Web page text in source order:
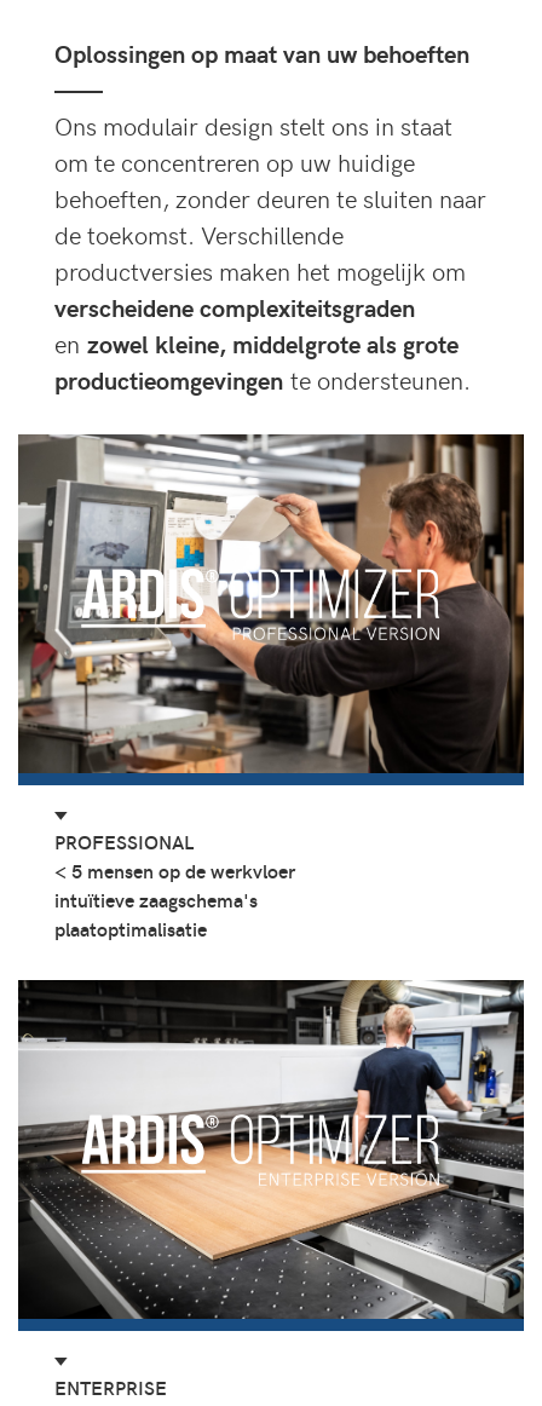
Oplossingen op maat van uw behoeften
——
Ons modulair design stelt ons in staat
om te concentreren op uw huidige
behoeften, zonder deuren te sluiten naar
de toekomst. Verschillende
productversies maken het mogelijk om
verscheidene complexiteitsgraden
en zowel kleine, middelgrote als grote
productieomgevingen te ondersteunen.
PROFESSIONAL
< 5 mensen op de werkvloer
intuïtieve zaagschema's
plaatoptimalisatie
ENTERPRISE